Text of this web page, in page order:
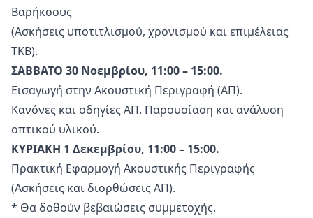
Βαρήκοους
(Ασκήσεις υποτιτλισμού, χρονισμού και επιμέλειας
ΤΚΒ).
ΣΑΒΒΑΤΟ 30 Νοεμβρίου, 11:00 – 15:00.
Εισαγωγή στην Ακουστική Περιγραφή (ΑΠ).
Κανόνες και οδηγίες ΑΠ. Παρουσίαση και ανάλυση
οπτικού υλικού.
ΚΥΡΙΑΚΗ 1 Δεκεμβρίου, 11:00 – 15:00.
Πρακτική Εφαρμογή Ακουστικής Περιγραφής
(Ασκήσεις και διορθώσεις ΑΠ).
* Θα δοθούν βεβαιώσεις συμμετοχής.